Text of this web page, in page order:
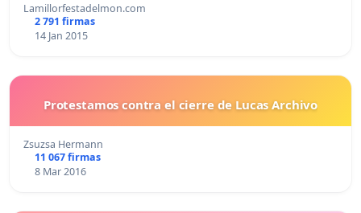
Lamillorfestadelmon.com
2 791 firmas
14 Jan 2015
Protestamos contra el cierre de Lucas Archivo
Zsuzsa Hermann
11 067 firmas
8 Mar 2016